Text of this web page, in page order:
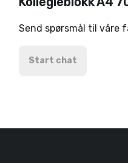
Send spørsmål til våre
Start chat